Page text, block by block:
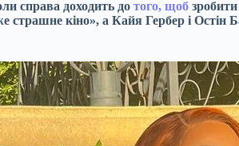
справа доходить до того, щоб
страшне кіно», а Кайя Гербер і Остін